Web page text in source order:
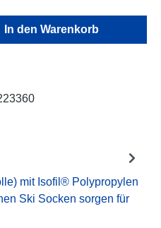
gewünschten
In den Warenkorb
mit Isofil® Polypropylen
Ski Socken sorgen für